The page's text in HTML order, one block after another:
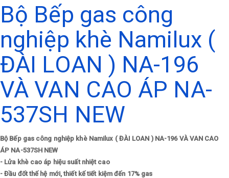
Bộ Bếp gas công
nghiệp khè Namilux (
ĐÀI LOAN ) NA-196
VÀ VAN CAO ÁP NA-
537SH NEW
Bộ Bếp gas công nghiệp khè Namilux ( ĐÀI LOAN ) NA-196 VÀ VAN CAO
ÁP NA-537SH NEW
- Lửa khè cao áp hiệu suất nhiệt cao
- Đầu đốt thế hệ mới, thiết kế tiết kiệm đến 17% gas